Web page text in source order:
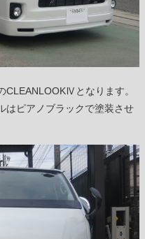
CLEANLOOKⅣとなります。
はピアノブラックで塗装させ